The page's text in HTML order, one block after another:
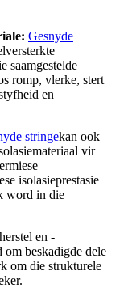
Gesnyde
saamgestelde
romp, vlerke, stert
en
stringekan ook
vir
isolasieprestasie
word in die
en -
beskadigde dele
om die strukturele